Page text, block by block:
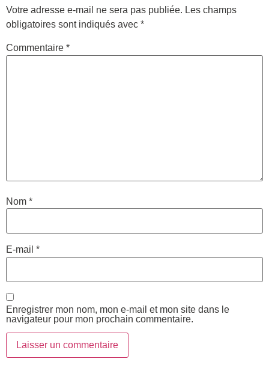
Votre adresse e-mail ne sera pas publiée. Les champs
obligatoires sont indiqués avec *
Commentaire *
Nom *
E-mail *
Enregistrer mon nom, mon e-mail et mon site dans le
navigateur pour mon prochain commentaire.